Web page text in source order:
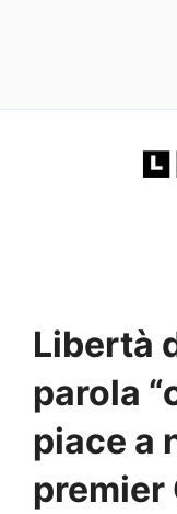
Libertà
parola
piace a
premier